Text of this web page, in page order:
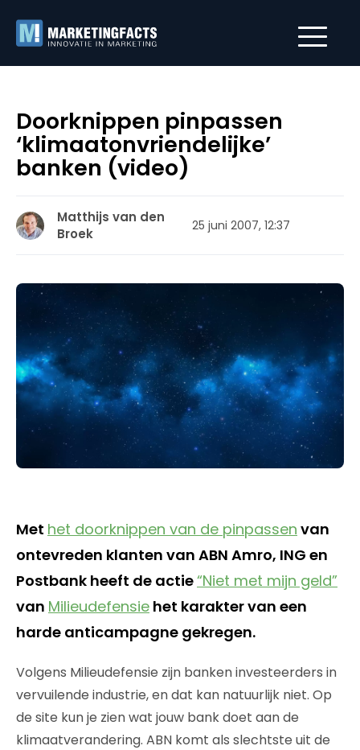
Doorknippen pinpassen
‘klimaatonvriendelijke’
banken (video)
Matthijs van den
Broek
25 juni 2007, 12:37
Met het doorknippen van de pinpassen van
ontevreden klanten van ABN Amro, ING en
Postbank heeft de actie“Niet met mijn geld”
van Milieudefensie het karakter van een
harde anticampagne gekregen.
Volgens Milieudefensie zijn banken investeerders in
vervuilende industrie, en dat kan natuurlijk niet. Op
de site kun je zien wat jouw bank doet aan de
klimaatverandering. ABN komt als slechtste uit de